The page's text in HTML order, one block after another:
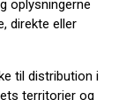
oplysningerne
direkte eller
til distribution i
territorier og